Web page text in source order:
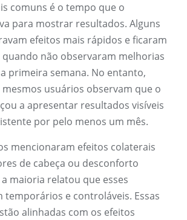
comuns é o tempo que o
para mostrar resultados. Alguns
efeitos mais rápidos e ficaram
não observaram melhorias
primeira semana. No entanto,
usuários observam que o
a apresentar resultados visíveis
por pelo menos um mês.
mencionaram efeitos colaterais
de cabeça ou desconforto
maioria relatou que esses
temporários e controláveis. Essas
alinhadas com os efeitos